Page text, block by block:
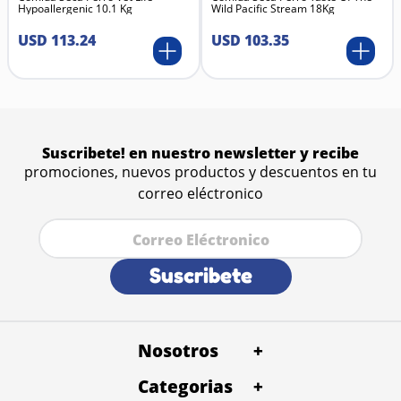
mantener la humedad de la piel.
Envase: Botella plástica resistente de 16 Oz con tapa
dosificadora.
Hypoallergenic 10.1 Kg
USD 113.24
Wild Pacific Stream 18Kg
USD 103.35
Suscribete! en nuestro newsletter y recibe
promociones, nuevos productos y descuentos en tu
correo eléctronico
Suscribete
Nosotros
+
Quienes Somos
Categorias
+